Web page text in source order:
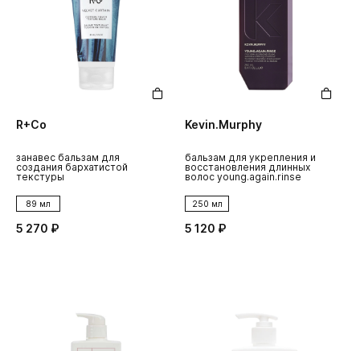
R+Co
занавес бальзам для
создания бархатистой
текстуры
89 мл
5 270 ₽
Kevin.Murphy
бальзам для укрепления и
восстановления длинных
волос young.again.rinse
250 мл
5 120 ₽